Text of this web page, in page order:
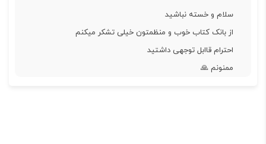
سلام و خسته نباشید
از بانک کتاب خوب و منظمتون خیلی تشکر میکنم
احترام قاابل توجهی داشتید
ممنونم 🙏